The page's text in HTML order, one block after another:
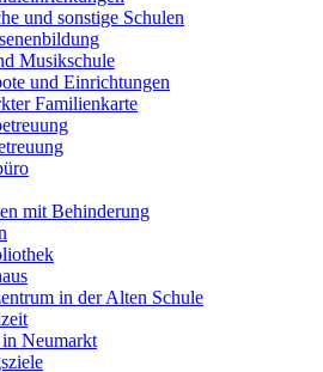
und sonstige Schulen
Musikschule
und Einrichtungen
Familienkarte
mit Behinderung
in der Alten Schule
Neumarkt